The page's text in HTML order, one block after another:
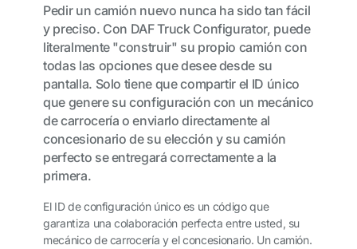
Pedir un camión nuevo nunca ha sido tan fácil
y preciso. Con DAF Truck Configurator, puede
literalmente "construir" su propio camión con
todas las opciones que desee desde su
pantalla. Solo tiene que compartir el ID único
que genere su configuración con un mecánico
de carrocería o enviarlo directamente al
concesionario de su elección y su camión
perfecto se entregará correctamente a la
primera.
El ID de configuración único es un código que
garantiza una colaboración perfecta entre usted, su
mecánico de carrocería y el concesionario. Un camión.